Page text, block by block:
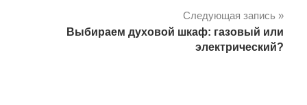
Следующая запись
Выбираем духовой шкаф: газовый или
электрический?